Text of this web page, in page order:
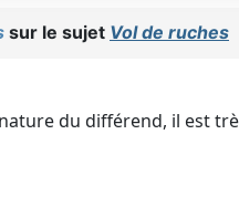
sur le sujet Vol de ruches
du différend, il est